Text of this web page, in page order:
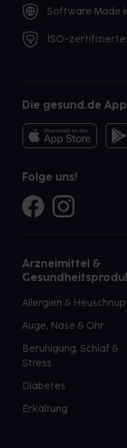
Software Made
ISO-
Die gesund.de App
Folge uns!
Arzneimittel &
Allergien &
Auge, Nase & Ohr
Beruhigung, Schlaf &
Stress
Diabetes
Erkältung